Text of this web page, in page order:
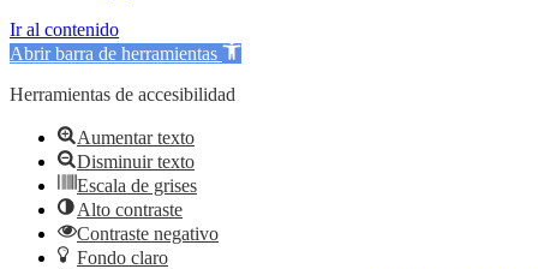
Ir al contenido
Abrir barra de herramientas
Herramientas de accesibilidad
Aumentar texto
Disminuir texto
Escala de grises
Alto contraste
Contraste negativo
Fondo claro